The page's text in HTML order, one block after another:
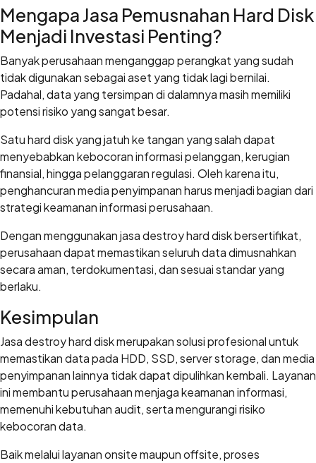
Mengapa Jasa Pemusnahan Hard Disk
Menjadi Investasi Penting?
Banyak perusahaan menganggap perangkat yang sudah
tidak digunakan sebagai aset yang tidak lagi bernilai.
Padahal, data yang tersimpan di dalamnya masih memiliki
potensi risiko yang sangat besar.
Satu hard disk yang jatuh ke tangan yang salah dapat
menyebabkan kebocoran informasi pelanggan, kerugian
finansial, hingga pelanggaran regulasi. Oleh karena itu,
penghancuran media penyimpanan harus menjadi bagian dari
strategi keamanan informasi perusahaan.
Dengan menggunakan jasa destroy hard disk bersertifikat,
perusahaan dapat memastikan seluruh data dimusnahkan
secara aman, terdokumentasi, dan sesuai standar yang
berlaku.
Kesimpulan
Jasa destroy hard disk merupakan solusi profesional untuk
memastikan data pada HDD, SSD, server storage, dan media
penyimpanan lainnya tidak dapat dipulihkan kembali. Layanan
ini membantu perusahaan menjaga keamanan informasi,
memenuhi kebutuhan audit, serta mengurangi risiko
kebocoran data.
Baik melalui layanan onsite maupun offsite, proses